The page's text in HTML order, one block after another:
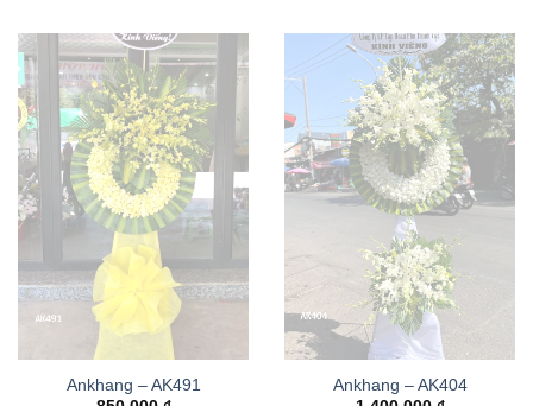
Ankhang – AK491
Ankhang – AK404